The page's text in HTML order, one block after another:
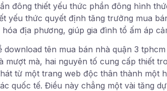
đông thiết yếu thức phần đông hình
yếu thức quyết định tăng trưởng mua
địa phương, giúp gia đình tổ ấm áp
download tên mua bán nhà quận 3
mượt mà, hai nguyên tố cung cấp thiết
từ một trang web độc thân thành một
quốc tế. Điều này chẳng một vài tăng